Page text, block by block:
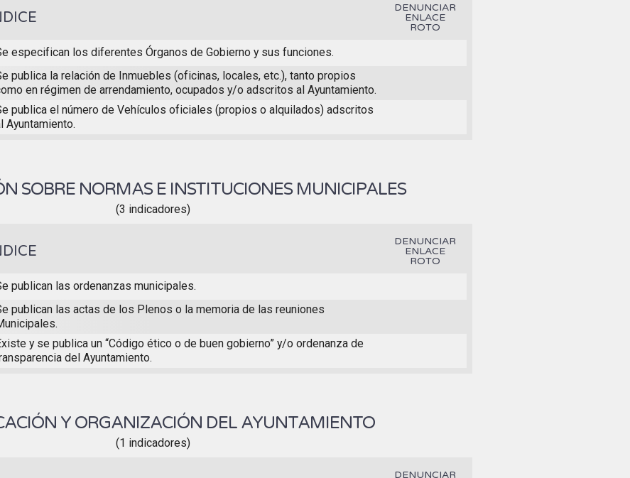
DENUNCIAR
ENLACE
ROTO
especifican los diferentes Órganos de Gobierno y sus funciones.
publica la relación de Inmuebles (oficinas, locales, etc.), tanto propios
en régimen de arrendamiento, ocupados y/o adscritos al Ayuntamiento.
publica el número de Vehículos oficiales (propios o alquilados) adscritos
Ayuntamiento.
SOBRE NORMAS E INSTITUCIONES MUNICIPALES
(3 indicadores)
DENUNCIAR
ENLACE
ROTO
publican las ordenanzas municipales.
publican las actas de los Plenos o la memoria de las reuniones
y se publica un “Código ético o de buen gobierno” y/o ordenanza de
del Ayuntamiento.
Y ORGANIZACIÓN DEL AYUNTAMIENTO
(1 indicadores)
DENUNCIAR